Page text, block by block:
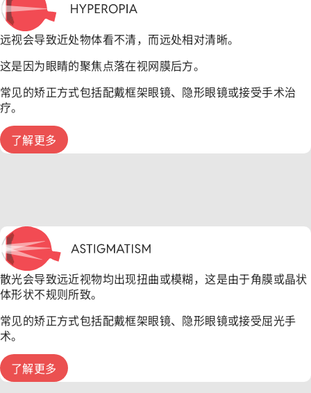
远视会导致近处物体看不清，而远处相对清晰。
这是因为眼睛的聚焦点落在视网膜后方。
常见的矫正方式包括配戴框架眼镜、隐形眼镜或接受手术治
疗。
了解更多
散光会导致远近视物均出现扭曲或模糊，这是由于角膜或晶状
体形状不规则所致。
常见的矫正方式包括配戴框架眼镜、隐形眼镜或接受屈光手
术。
了解更多